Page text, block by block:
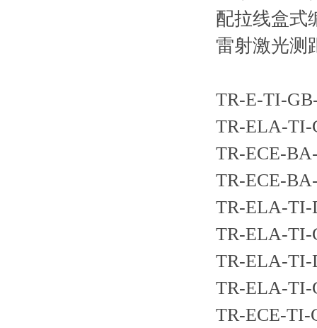
配拉线盒式
雷射激光测
TR-E-TI-
TR-ELA-TI-
TR-ECE-
TR-ECE-
TR-ELA-TI-
TR-ELA-TI-
TR-ELA-TI-
TR-ELA-TI-
TR-ECE-TI-